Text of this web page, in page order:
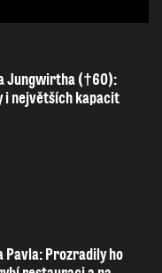
Jungwirtha (†60):
i největších kapacit
Pavla: Prozradily ho